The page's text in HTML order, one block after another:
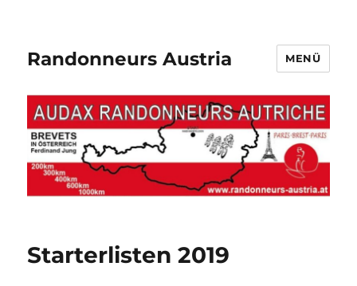
Randonneurs Austria MENÜ
Starterlisten 2019